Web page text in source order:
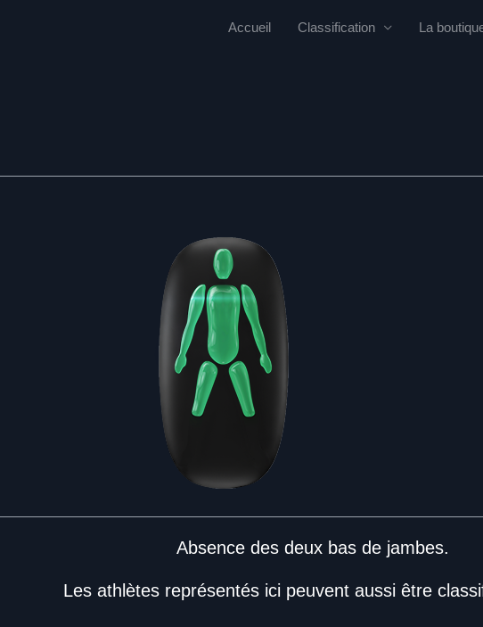
Accueil Classification La
Absence des deux bas de jambes.
Les athlètes représentés ici peuvent aussi être